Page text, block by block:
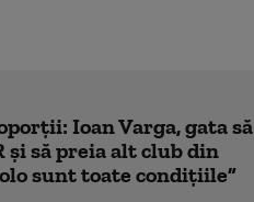
Ioan Varga, gata să
și să preia alt club din
sunt toate condițiile”